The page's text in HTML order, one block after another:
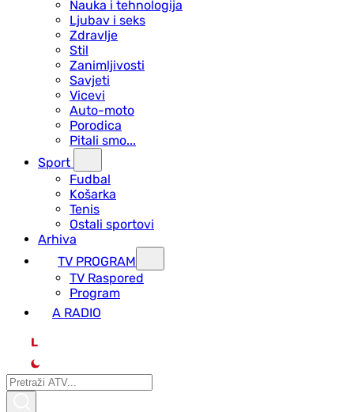
Nauka i tehnologija
Ljubav i seks
Zdravlje
Stil
Zanimljivosti
Savjeti
Vicevi
Auto-moto
Porodica
Pitali smo...
Sport
Fudbal
Košarka
Tenis
Ostali sportovi
Arhiva
TV PROGRAM
ТV Raspored
Program
A RADIO
L